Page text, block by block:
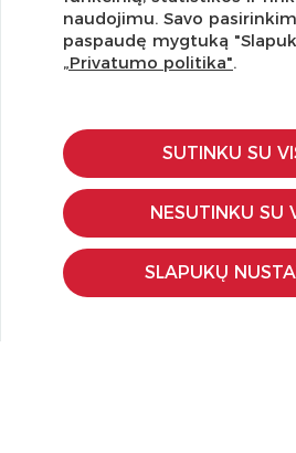
Užsisakykite naujienlaiškį ir
pasiūlymus!
KLIENTŲ APTARNAVIMAS
Pirkimo – pardavimo taisyklės
Pristatymas ir grąžinimas
Apmokėjimo būdai
Kokybės ir saugumo standartai
Privatumo taisyklės
naudojimu. Savo
paspaudę mygtuką
„Privatumo politika".
SUTINKU SU
NESUTINKU SU
SLAPUKŲ